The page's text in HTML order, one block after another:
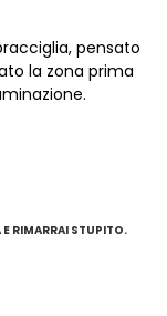
pensato
la zona prima
RIMARRAI STUPITO.